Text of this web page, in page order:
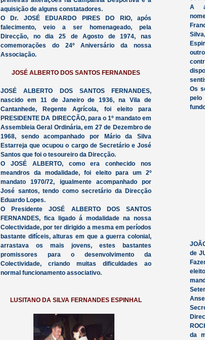
aquisição de alguns constatadores.
O Dr. JOSÉ EDUARDO PIRES DO RIO, após
falecimento, veio a ser homenageado, pela
Direcção, no dia 25 de Agosto de 1974, nas
comemorações do 24º Aniversário da nossa
Associação.
JOSÉ ALBERTO DOS SANTOS FERNANDES
JOSÉ ALBERTO DOS SANTOS FERNANDES,
nascido em 11 de Janeiro de 1936, na Vila de
Cantanhede, Regente Agrícola, foi eleito para
PRESIDENTE DA DIRECÇÃO, para o 1º mandato em
Assembleia Geral Ordinária, em 27 de Dezembro de
1968, sendo acompanhado por Mário da Silva
Estarreja que ocupou o cargo de Secretário e José
Santos que foi o tesoureiro da Direcção.
O JOSÉ ALBERTO, como era conhecido nos
meandros da modalidade, foi eleito para um 2º
mandato 1970/72, igualmente acompanhado por
José santos, tendo como secretário da Direcção
Eduardo Lopes.
O Presidente JOSÉ ALBERTO DOS SANTOS
FERNANDES, fica ligado á modalidade na nossa
Colectividade, por ter dirigido a mesma em períodos
bastante difíceis, alturas em que a guerra colonial,
arrastava os mais jovens, estes bastantes
promissores para o desenvolvimento da
Colectividade, criando muitas dificuldades ao
normal funcionamento associativo.
LUSITANO DA SILVA FERNANDES ESPINHAL
A
Os
pelo
de
da